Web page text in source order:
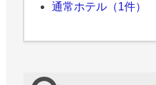
通常ホテル（1件）